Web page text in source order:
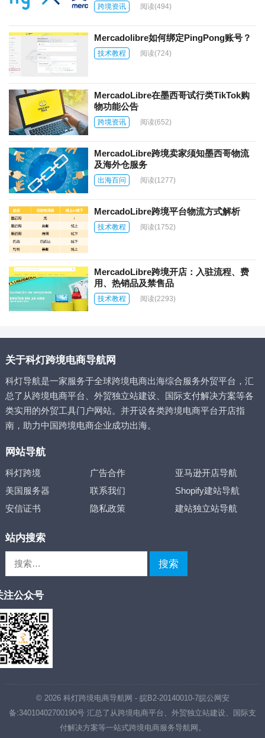
跨境资讯 阅读(494)
Mercadolibre如何绑定PingPong账号？
技术教程 阅读(724)
MercadoLibre在墨西哥试行类TikTok购
物功能公告
跨境资讯 阅读(652)
MercadoLibre跨境卖家须知墨西哥物流
及海外仓服务
出海百问 阅读(1277)
MercadoLibre跨境平台物流方式解析
技术教程 阅读(1752)
MercadoLibre跨境开店：入驻流程、费
用、热销品及禁售品
技术教程 阅读(2293)
关于科灯跨境电商导航网
科灯导航是一家服务于全球跨境电商出海综合服务外贸平台，汇
总了从跨境电商平台、外贸独立站建设、国际支付解决方案等各
类实用的外贸工具门户网站。并开设各类跨境电商平台开店指
南，助力中国跨境电商企业成功出海。
网站导航
科灯跨境 广告合作
亚马逊开店导航
美国服务器
联系我们
Shopify建站导航
安信证书
隐私政策 建站独立站导航
站内搜索
注公众号
© 2026 科灯跨境电商导航网 - 皖B2-20140010-7皖公网安
备:34010402700190号 汇总了从跨境电商平台、外贸独立站建设、国际支
付解决方案等一站式跨境电商服务导航网。